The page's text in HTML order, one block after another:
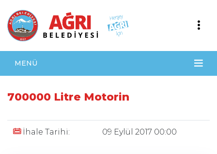
MENÜ
700000 Litre Motorin
İhale Tarihi: 09 Eylül 2017 00:00